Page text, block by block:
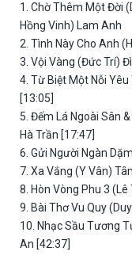
1. Chờ Thêm Một Đời
Hồng Vinh) Lam Anh
2. Tình Này Cho Anh
3. Vội Vàng (Đức Trí)
4. Từ Biệt Một Nỗi
[13:05]
5. Đếm Lá Ngoài Sân
Hà Trần [17:47]
6. Gửi Người Ngàn
7. Xa Vắng (Y Vân)
8. Hòn Vòng Phu 3
9. Bài Thơ Vu Quy
10. Nhạc Sầu Tương
An [42:37]